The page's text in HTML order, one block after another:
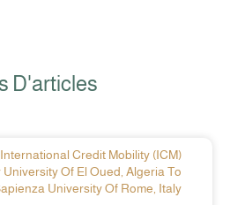
D'articles
Credit Mobility (ICM)
Of El Oued, Algeria To
University Of Rome, Italy